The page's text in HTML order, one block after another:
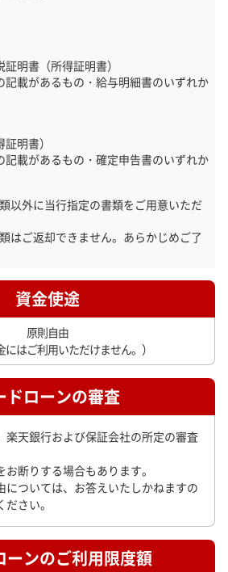
明書（所得証明書）
記載があるもの・給与明細書のいずれか
明書）
記載があるもの・確定申告書のいずれか
以外に当行指定の書類をご用意いただ
はご返却できません。あらかじめご了
資金使途
原則自由
にはご利用いただけません。）
ドローンの審査
楽天銀行および保証会社の所定の審査
断りする場合もあります。
については、お答えいたしかねますの
さい。
ーンのご利用限度額